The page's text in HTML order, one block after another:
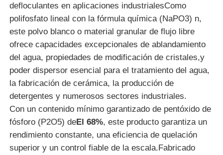
Productos
Videos
Sobre nosotros
Visita a la fábrica
Control de Calidad
defloculantes en aplicaciones industrialesComo
polifosfato lineal con la fórmula química (NaPO3) n,
este polvo blanco o material granular de flujo libre
ofrece capacidades excepcionales de ablandamiento
del agua, propiedades de modificación de cristales,y
poder dispersor esencial para el tratamiento del agua,
la fabricación de cerámica, la producción de
detergentes y numerosos sectores industriales.
Con un contenido mínimo garantizado de pentóxido de
fósforo (P2O5) deEl 68%, este producto garantiza un
rendimiento constante, una eficiencia de quelación
superior y un control fiable de la escala.Fabricado